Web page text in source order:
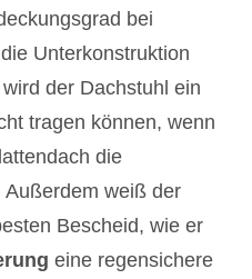
bei
Unterkonstruktion
der Dachstuhl ein
tragen können, wenn
die
Außerdem weiß der
Bescheid, wie er
eine regensichere